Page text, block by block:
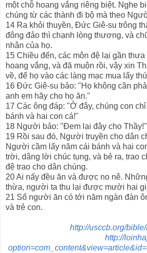
một chỗ hoang vắng riêng biệt. Nghe
chúng từ các thành đi bộ mà theo
14 Ra khỏi thuyền, Đức Giê-su trông
đông đảo thì chạnh lòng thương, và
nhân của họ.
15 Chiều đến, các môn đệ lại gần
hoang vắng, và đã muộn rồi, vậy xin
về, để họ vào các làng mạc mua lấy
16 Đức Giê-su bảo: "Họ không cần
anh em hãy cho họ ăn."
17 Các ông đáp: "Ở đây, chúng con
bánh và hai con cá!"
18 Người bảo: "Đem lại đây cho Thầy!"
19 Rồi sau đó, Người truyền cho dân
Người cầm lấy năm cái bánh và hai
trời, dâng lời chúc tụng, và bẻ ra, trao
đệ trao cho dân chúng.
20 Ai nấy đều ăn và được no nê.
thừa, người ta thu lại được mười hai
21 Số người ăn có tới năm ngàn đàn
và trẻ con.
http://usccb.org/
http://